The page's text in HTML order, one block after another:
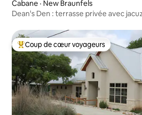
Cabane · New Braunfels
Dean's Den : terrasse privée avec
Coup de cœur voyageurs parmi les
Coup de cœur voyageurs